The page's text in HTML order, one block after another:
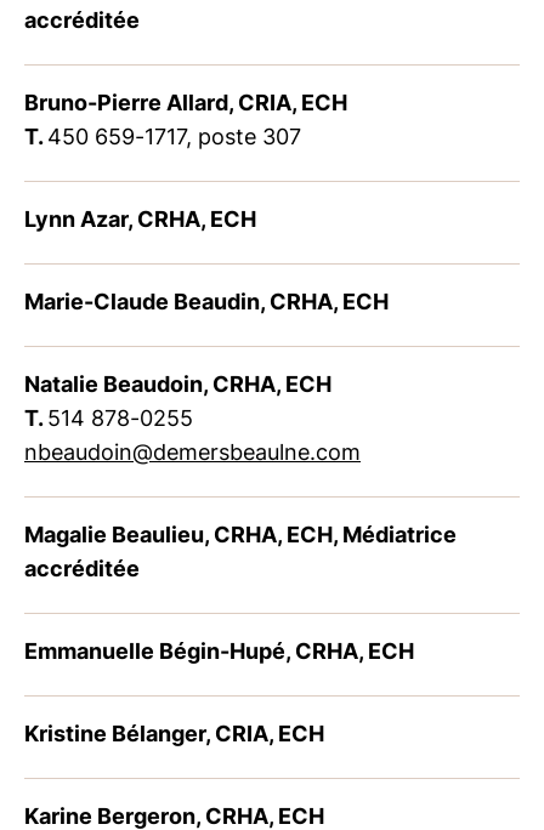
accréditée
Bruno-Pierre Allard, CRIA, ECH
T.450 659-1717, poste 307
Lynn Azar, CRHA, ECH
Marie-Claude Beaudin, CRHA, ECH
Natalie Beaudoin, CRHA, ECH
T.514 878-0255
nbeaudoin@demersbeaulne.com
Magalie Beaulieu, CRHA, ECH, Médiatrice
accréditée
Emmanuelle Bégin-Hupé, CRHA, ECH
Kristine Bélanger, CRIA, ECH
Karine Bergeron, CRHA, ECH